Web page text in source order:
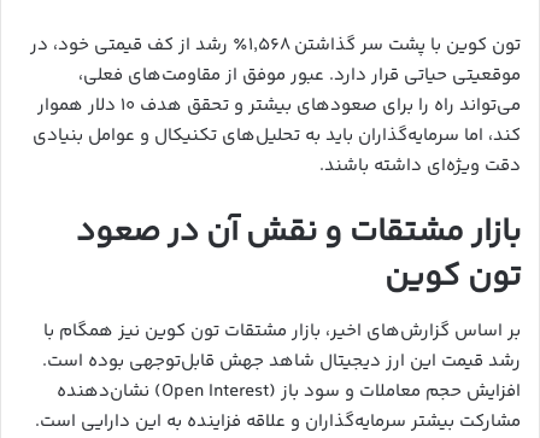
تون کوین با پشت سر گذاشتن ۱,۵۶۸٪ رشد از کف قیمتی خود، در
موقعیتی حیاتی قرار دارد. عبور موفق از مقاومت‌های فعلی،
می‌تواند راه را برای صعودهای بیشتر و تحقق هدف ۱۰ دلار هموار
کند، اما سرمایه‌گذاران باید به تحلیل‌های تکنیکال و عوامل بنیادی
دقت ویژه‌ای داشته باشند.
بازار مشتقات و نقش آن در صعود
تون کوین
بر اساس گزارش‌های اخیر، بازار مشتقات تون کوین نیز همگام با
رشد قیمت این ارز دیجیتال شاهد جهش قابل‌توجهی بوده است.
افزایش حجم معاملات و سود باز (Open Interest) نشان‌دهنده
مشارکت بیشتر سرمایه‌گذاران و علاقه فزاینده به این دارایی است.